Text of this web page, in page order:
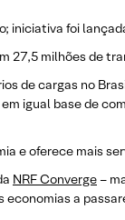
iniciativa foi
27,5 milhões de
de cargas no
igual base de
e oferece mais
NRF Converge –
a